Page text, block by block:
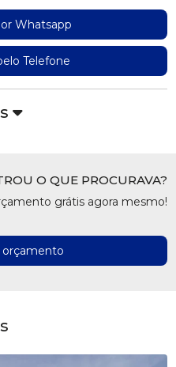
Whatsapp
Telefone
O QUE PROCURAVA?
grátis agora mesmo!